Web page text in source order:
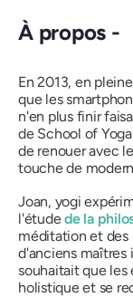
À propos -
En 2013, en
que les
n'en plus finir
de School of
de renouer avec
touche de
Joan, yogi
l'étudede la
méditation et des
d'anciens maîtres
souhaitait que
holistique et se